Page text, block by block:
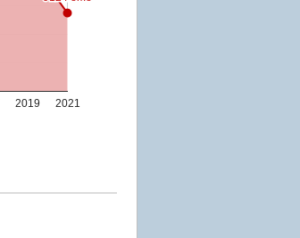
2019 2021